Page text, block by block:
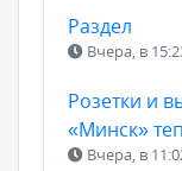
Раздел
Вчера, в
Розетки и
«Минск»
Вчера, в